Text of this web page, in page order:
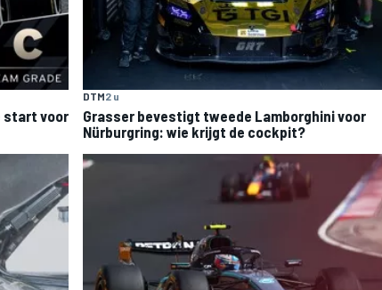
start voor
DTM2 u
Grasser bevestigt tweede Lamborghini voor
Nürburgring: wie krijgt de cockpit?